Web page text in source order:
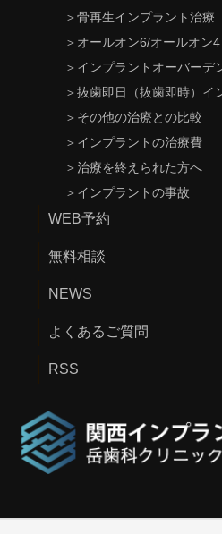
＞骨再生インプラント治療
＞ オールオン6/オールオン4
＞ インプラントオーバーデ
＞抜歯即日（抜歯即時）イ
＞ その他の治療との比較
＞ インプラントの治療費
＞治療を終えられた方へ
＞ インプラントの事故
WEB予約
無料相談
NEWS
よくあるご質問
RSS